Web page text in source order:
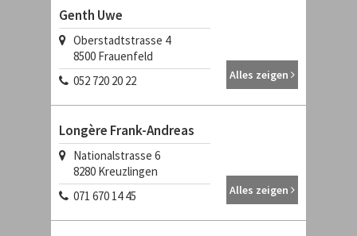
Genth Uwe
Oberstadtstrasse 4
8500 Frauenfeld
052 720 20 22
Alles zeigen
Longère Frank-Andreas
Nationalstrasse 6
8280 Kreuzlingen
071 670 14 45
Alles zeigen